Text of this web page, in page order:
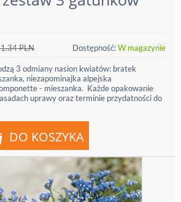
PLN Dostępność:W magazynie
3 odmiany nasion kwiatów: bratek
niezapominajka alpejska
- mieszanka. Każde opakowanie
uprawy oraz terminie przydatności do